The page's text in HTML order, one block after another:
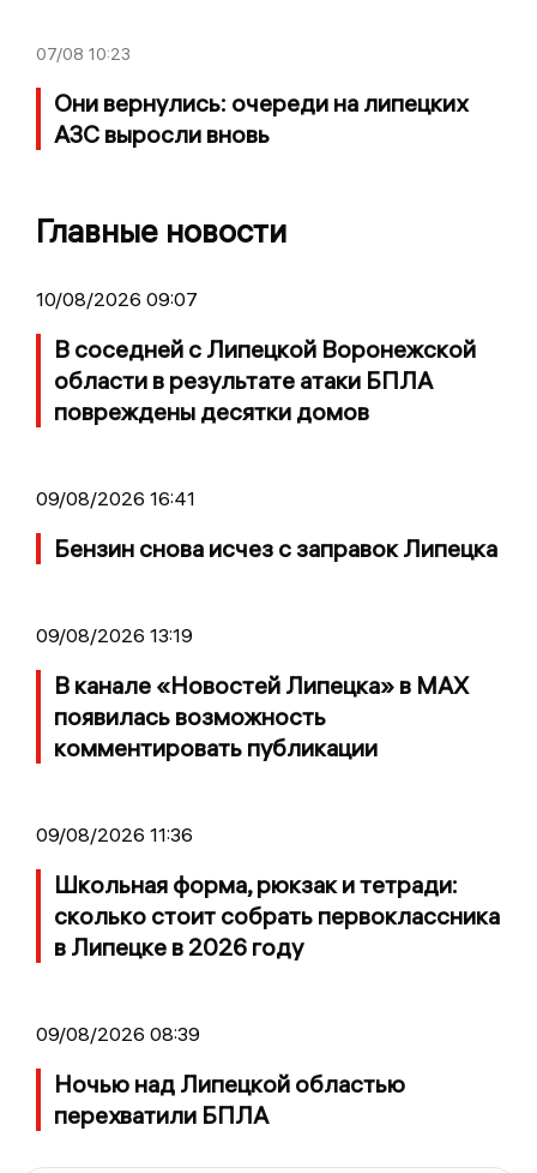
07/08 10:23
Они вернулись: очереди на липецких
АЗС выросли вновь
Главные новости
10/08/2026 09:07
В соседней с Липецкой Воронежской
области в результате атаки БПЛА
повреждены десятки домов
09/08/2026 16:41
Бензин снова исчез с заправок Липецка
09/08/2026 13:19
В канале «Новостей Липецка» в MAX
появилась возможность
комментировать публикации
09/08/2026 11:36
Школьная форма, рюкзак и тетради:
сколько стоит собрать первоклассника
в Липецке в 2026 году
09/08/2026 08:39
Ночью над Липецкой областью
перехватили БПЛА